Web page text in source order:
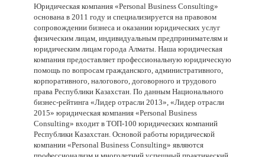
Юридическая компания «Personal Business Consulting»
основана в 2011 году и специализируется на правовом
сопровождении бизнеса и оказании юридических услуг
физическим лицам, индивидуальным предпринимателям и
юридическим лицам города Алматы. Наша юридическая
компания предоставляет профессиональную юридическую
помощь по вопросам гражданского, административного,
корпоративного, налогового, договорного и трудового
права Республики Казахстан. По данным Национального
бизнес-рейтинга «Лидер отрасли 2013», «Лидер отрасли
2015» юридическая компания «Personal Business
Consulting» входит в ТОП-100 юридических компаний
Республики Казахстан. Основой работы юридической
компании «Personal Business Consulting» являются